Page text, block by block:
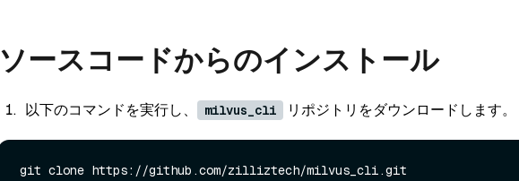
ソースコードからのインストール
以下のコマンドを実行し、 milvus_cli リポジトリをダウンロードします。